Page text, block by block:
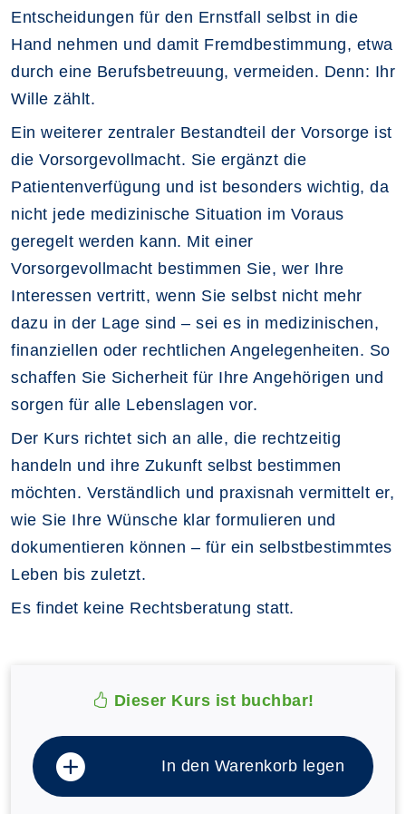
Entscheidungen für den Ernstfall selbst in die
Hand nehmen und damit Fremdbestimmung, etwa
durch eine Berufsbetreuung, vermeiden. Denn: Ihr
Wille zählt.
Ein weiterer zentraler Bestandteil der Vorsorge ist
die Vorsorgevollmacht. Sie ergänzt die
Patientenverfügung und ist besonders wichtig, da
nicht jede medizinische Situation im Voraus
geregelt werden kann. Mit einer
Vorsorgevollmacht bestimmen Sie, wer Ihre
Interessen vertritt, wenn Sie selbst nicht mehr
dazu in der Lage sind – sei es in medizinischen,
finanziellen oder rechtlichen Angelegenheiten. So
schaffen Sie Sicherheit für Ihre Angehörigen und
sorgen für alle Lebenslagen vor.
Der Kurs richtet sich an alle, die rechtzeitig
handeln und ihre Zukunft selbst bestimmen
möchten. Verständlich und praxisnah vermittelt er,
wie Sie Ihre Wünsche klar formulieren und
dokumentieren können – für ein selbstbestimmtes
Leben bis zuletzt.
Es findet keine Rechtsberatung statt.
Dieser Kurs ist buchbar!
In den Warenkorb legen